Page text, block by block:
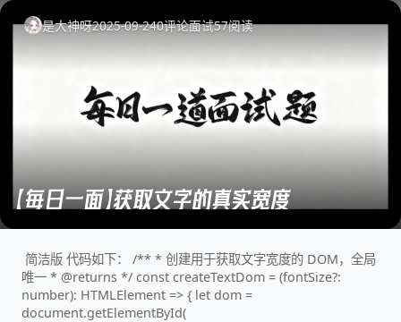
是大神呀2025-09-240评论面试57阅读
【每日一面】获取文字的真实宽度
简洁版 代码如下： /** * 创建用于获取文字宽度的 DOM，全局
唯一 * @returns */ const createTextDom = (fontSize?:
number): HTMLElement => { let dom =
document.getElementById(